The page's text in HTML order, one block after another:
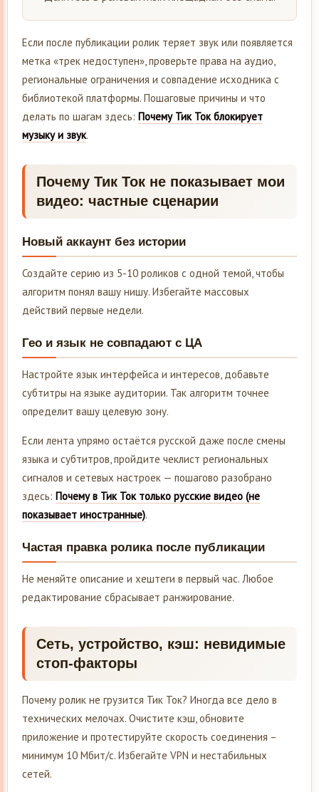
Если после публикации ролик теряет звук или появляется
метка «трек недоступен», проверьте права на аудио,
региональные ограничения и совпадение исходника с
библиотекой платформы. Пошаговые причины и что
делать по шагам здесь: Почему Тик Ток блокирует
музыку и звук.
Почему Тик Ток не показывает мои
видео: частные сценарии
Новый аккаунт без истории
Создайте серию из 5-10 роликов с одной темой, чтобы
алгоритм понял вашу нишу. Избегайте массовых
действий первые недели.
Гео и язык не совпадают с ЦА
Настройте язык интерфейса и интересов, добавьте
субтитры на языке аудитории. Так алгоритм точнее
определит вашу целевую зону.
Если лента упрямо остаётся русской даже после смены
языка и субтитров, пройдите чеклист региональных
сигналов и сетевых настроек — пошагово разобрано
здесь: Почему в Тик Ток только русские видео (не
показывает иностранные).
Частая правка ролика после публикации
Не меняйте описание и хештеги в первый час. Любое
редактирование сбрасывает ранжирование.
Сеть, устройство, кэш: невидимые
стоп-факторы
Почему ролик не грузится Тик Ток? Иногда все дело в
технических мелочах. Очистите кэш, обновите
приложение и протестируйте скорость соединения –
минимум 10 Мбит/с. Избегайте VPN и нестабильных
сетей.